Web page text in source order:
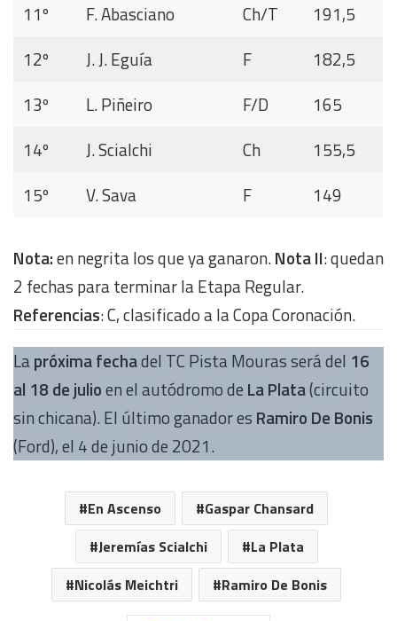
11º
F. Abasciano Ch/T
191,5
12º
J. J. Eguía F
182,5
13º
L. Piñeiro F/D
165
14º
J. Scialchi Ch
155,5
15º
V. Sava F 149
Nota:en negrita los que ya ganaron.Nota II: quedan
2 fechas para terminar la Etapa Regular.
Referencias: C, clasificado a la Copa Coronación.
Lapróxima fechadel TC Pista Mouras será del 16
al 18 de julioen el autódromo de La Plata(circuito
sin chicana). El último ganador es Ramiro De Bonis
(Ford), el 4 de junio de 2021.
En Ascenso
Gaspar Chansard
Jeremías Scialchi
La Plata
Nicolás Meichtri
Ramiro De Bonis